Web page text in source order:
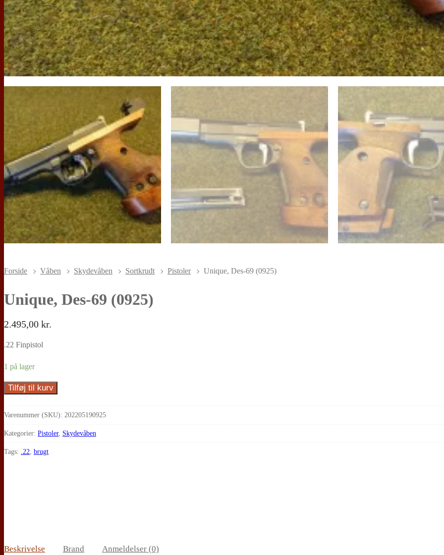
Forside Våben Skydevåben Sortkrudt Pistoler Unique, Des-69 (0925)
Unique, Des-69 (0925)
2.495,00 kr.
.22 Finpistol
1 på lager
Unique,
69
(0925)
Tilføj til kurv
Varenummer (SKU): 202205190925
Kategorier: Pistoler, Skydevåben
Tags: .22 brugt
Beskrivelse Brand Anmeldelser (0)